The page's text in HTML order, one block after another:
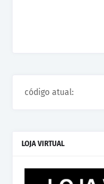
código atual:
LOJA VIRTUAL